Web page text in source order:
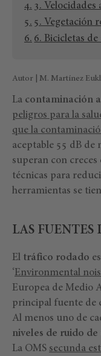
3. Velocidades
5. Vegetación
6. Bicicletas
Autor | M. Martínez
La contaminación
peligros para la
que la
aceptable 55 dB de
superan con creces
técnicas para
herramientas se
LAS
El tráfico rodado
‘Environmental
Europea de Medio
principal fuente de
Al menos uno de
niveles de ruido
La OMS secunda